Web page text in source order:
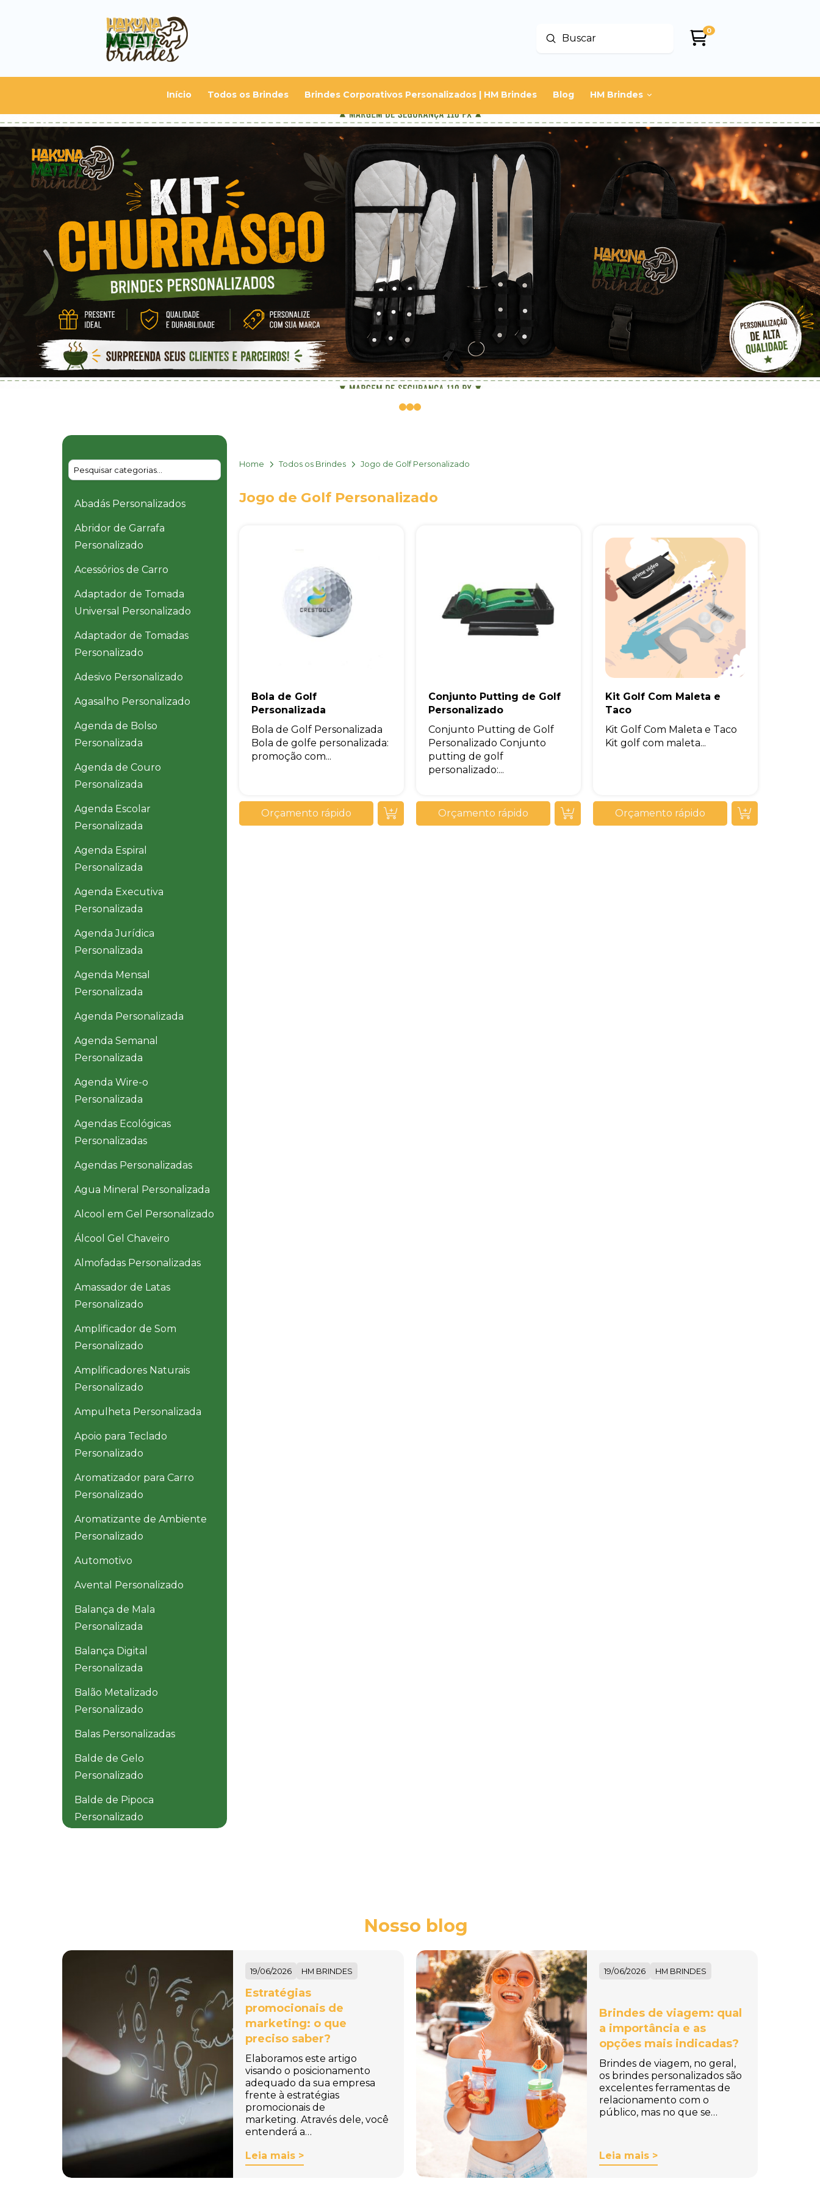
Buscar
Enviar
0
Início Todos os Brindes Brindes Corporativos Personalizados | HM Brindes Blog HM Brindes
01 2
Abadás Personalizados
Abridor de Garrafa
Personalizado
Acessórios de Carro
Adaptador de Tomada
Universal Personalizado
Adaptador de Tomadas
Personalizado
Adesivo Personalizado
Agasalho Personalizado
Agenda de Bolso
Personalizada
Agenda de Couro
Personalizada
Agenda Escolar
Personalizada
Agenda Espiral
Personalizada
Agenda Executiva
Personalizada
Agenda Jurídica
Personalizada
Agenda Mensal
Personalizada
Agenda Personalizada
Agenda Semanal
Personalizada
Agenda Wire-o
Personalizada
Agendas Ecológicas
Personalizadas
Agendas Personalizadas
Agua Mineral Personalizada
Alcool em Gel Personalizado
Álcool Gel Chaveiro
Almofadas Personalizadas
Amassador de Latas
Personalizado
Amplificador de Som
Personalizado
Amplificadores Naturais
Personalizado
Ampulheta Personalizada
Apoio para Teclado
Personalizado
Aromatizador para Carro
Personalizado
Aromatizante de Ambiente
Personalizado
Automotivo
Avental Personalizado
Balança de Mala
Personalizada
Balança Digital
Personalizada
Balão Metalizado
Personalizado
Balas Personalizadas
Balde de Gelo
Personalizado
Balde de Pipoca
Personalizado
Baleiro Personalizado
Bambolê Personalizado
Bandana para Cachorro
Personalizada
Bandanas Personalizadas
Bandeira de Mesa
Personalizada
Bandeira para Carro
Personalizada
Home Todos os Brindes Jogo de Golf Personalizado
Jogo de Golf Personalizado
Bola de Golf
Personalizada
Bola de Golf Personalizada
Bola de golfe personalizada:
promoção com...
Orçamento rápido
Conjunto Putting de Golf
Personalizado
Conjunto Putting de Golf
Personalizado Conjunto
putting de golf
personalizado:...
Orçamento rápido
Kit Golf Com Maleta e
Taco
Kit Golf Com Maleta e Taco
Kit golf com maleta...
Orçamento rápido
Nosso blog
19/06/2026 HM BRINDES
Estratégias
promocionais de
marketing: o que
preciso saber?
Elaboramos este artigo
visando o posicionamento
adequado da sua empresa
frente à estratégias
promocionais de
marketing. Através dele, você
entenderá a…
Leia mais >
19/06/2026 HM BRINDES
Brindes de viagem: qual
a importância e as
opções mais indicadas?
Brindes de viagem, no geral,
os brindes personalizados são
excelentes ferramentas de
relacionamento com o
público, mas no que se…
Leia mais >